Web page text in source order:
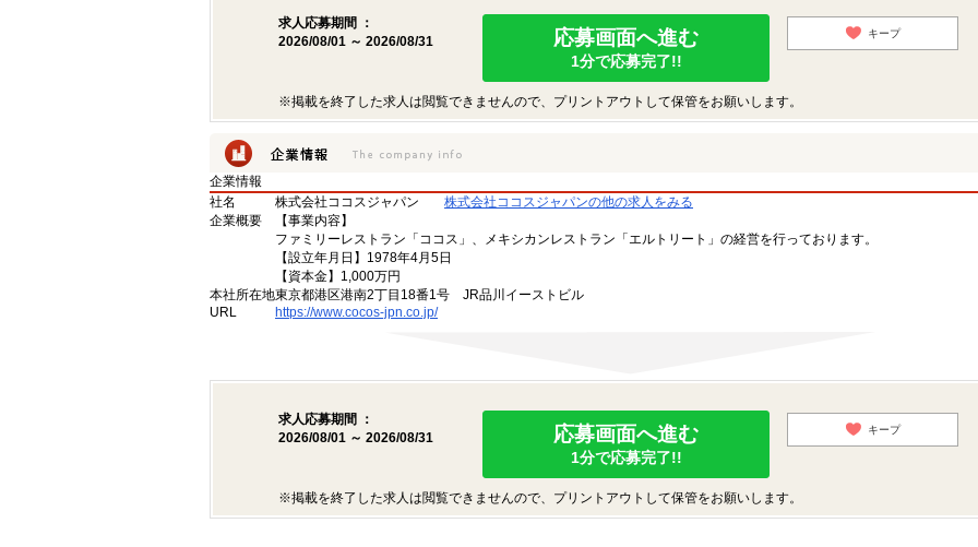
求人応募期間 ：
2026/08/01 ～ 2026/08/31
応募画面へ進む
1分で応募完了!!
キープ
※掲載を終了した求人は閲覧できませんので、プリントアウトして保管をお願いします。
企業情報
社名
株式会社ココスジャパン
株式会社ココスジャパンの他の求人をみる
企業概要
【事業内容】
ファミリーレストラン「ココス」、メキシカンレストラン「エルトリート」の経営を行っております。
【設立年月日】1978年4月5日
【資本金】1,000万円
本社所在地東京都港区港南2丁目18番1号 JR品川イーストビル
URL
https://www.cocos-jpn.co.jp/
求人応募期間 ：
2026/08/01 ～ 2026/08/31
応募画面へ進む
1分で応募完了!!
キープ
※掲載を終了した求人は閲覧できませんので、プリントアウトして保管をお願いします。